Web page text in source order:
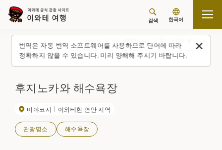
번역은 자동 번역 소프트웨어를 사용하므로 단어에 따라
정확하지 않을 수 있습니다. 미리 양해해 주시기 바랍니다.
검색 한국어
후지노카와 해수욕장
미야코시 이와테현 연안 지역
관광명소 해수욕장